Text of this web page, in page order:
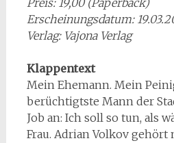
Preis: 19,00 (Paperback)
Erscheinungsdatum:
Verlag: Vajona Verlag
Klappentext
Mein Ehemann. Mein
berüchtigtste Mann der
Job an: Ich soll so tun, als
Frau. Adrian Volkov gehört